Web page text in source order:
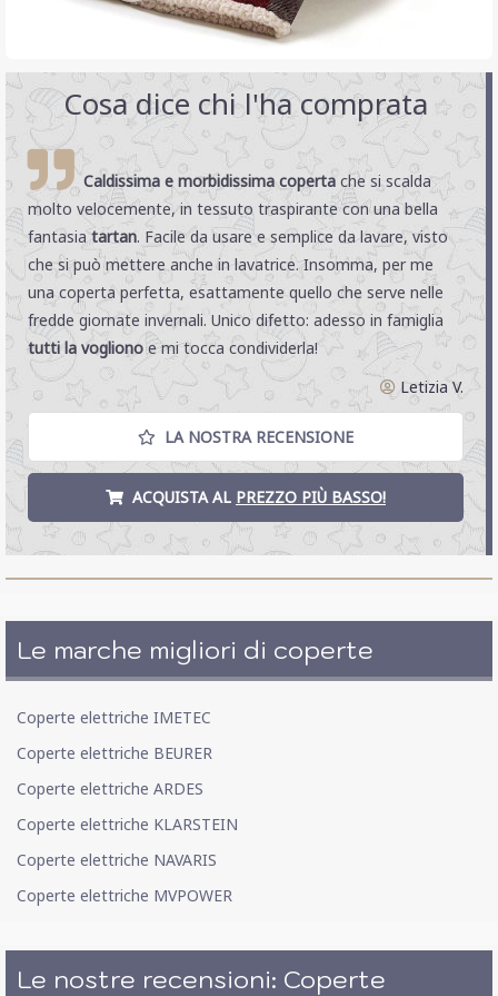
Cosa dice chi l'ha comprata
Caldissima e morbidissima coperta che si scalda
molto velocemente, in tessuto traspirante con una bella
fantasiatartan. Facile da usare e semplice da lavare, visto
che si può mettere anche in lavatrice. Insomma, per me
una coperta perfetta, esattamente quello che serve nelle
fredde giornate invernali. Unico difetto: adesso in famiglia
tutti la voglionoe mi tocca condividerla!
Letizia V.
LA NOSTRA RECENSIONE
ACQUISTA AL PREZZO PIÙ BASSO!
Le marche migliori di coperte
Coperte elettriche IMETEC
Coperte elettriche BEURER
Coperte elettriche ARDES
Coperte elettriche KLARSTEIN
Coperte elettriche NAVARIS
Coperte elettriche MVPOWER
Le nostre recensioni: Coperte